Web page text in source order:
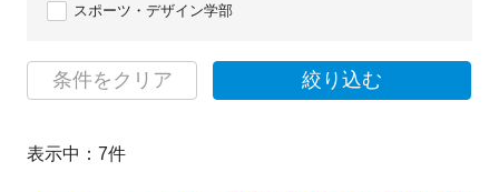
スポーツ・デザイン学部
条件をクリア 絞り込む
表示中： 7件